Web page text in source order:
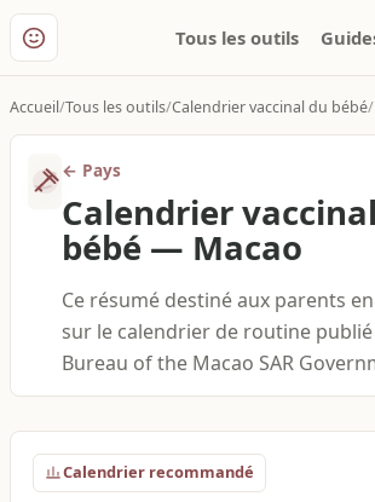
Tous les outils
Accueil Tous les outils Calendrier vaccinal du bébé
← Pays
Calendrier
bébé — Macao
Ce résumé destiné aux parents
sur le calendrier de routine
Bureau of the Macao SAR
Calendrier recommandé